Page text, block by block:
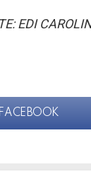
EDI
FACEBOOK